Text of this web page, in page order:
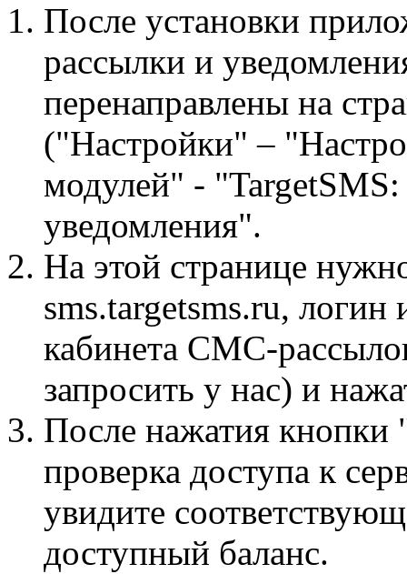
После установки
рассылки и
перенаправлены на
("Настройки" –
модулей" -
уведомления".
На этой странице
sms.targetsms.ru,
кабинета СМС-
запросить у нас) и
После нажатия
проверка доступа к
увидите
доступный баланс.